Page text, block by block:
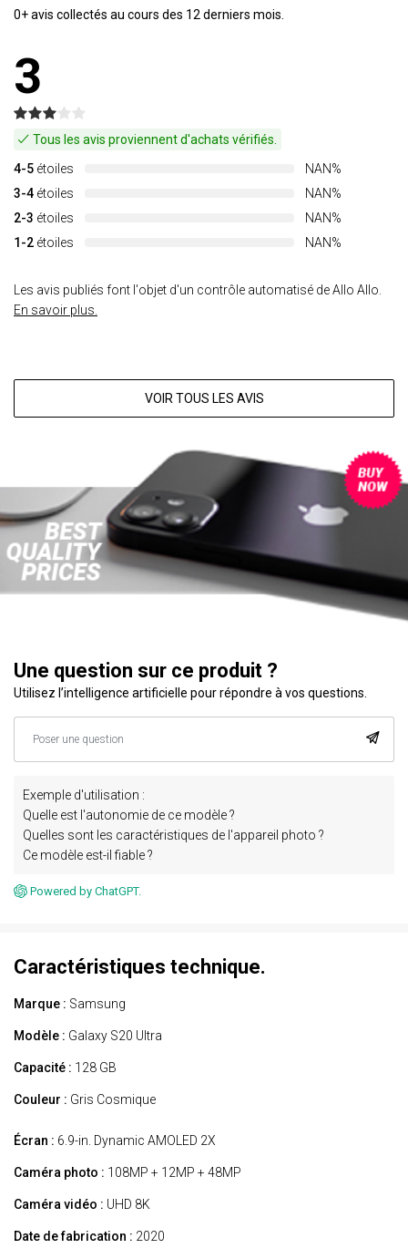
0+ avis collectés au cours des 12 derniers mois.
3
Tous les avis proviennent d'achats vérifiés.
4-5 étoiles
NAN%
3-4 étoiles
NAN%
2-3 étoiles
NAN%
1-2 étoiles NAN%
Les avis publiés font l'objet d'un contrôle automatisé de Allo Allo.
En savoir plus.
VOIR TOUS LES AVIS
Une question sur ce produit ?
Utilisez l’intelligence artificielle pour répondre à vos questions.
Exemple d'utilisation :
Quelle est l'autonomie de ce modèle ?
Quelles sont les caractéristiques de l'appareil photo ?
Ce modèle est-il fiable ?
Powered by ChatGPT.
Caractéristiques technique.
Marque : Samsung
Modèle : Galaxy S20 Ultra
Capacité : 128 GB
Couleur : Gris Cosmique
Écran : 6.9-in. Dynamic AMOLED 2X
Caméra photo : 108MP + 12MP + 48MP
Caméra vidéo : UHD 8K
Date de fabrication : 2020